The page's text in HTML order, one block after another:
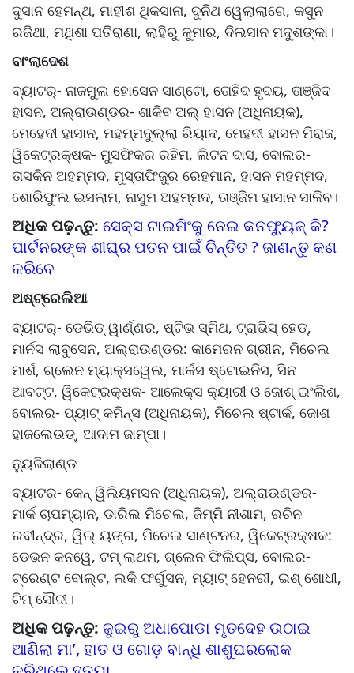
ଦୁସାନ ହେମନ୍ଥ, ମାହୀଶ ଥିକସାନା, ଦୁନିଥ ୱେଲାଲାଗେ, କସୁନ
ରଜିଥା, ମଥିଶା ପତିରାଣା, ଲାହିରୁ କୁମାର, ଦିଲସାନ ମଦୁଶଙ୍କା।
ବାଂଲାଦେଶ
ବ୍ୟାଟର୍‌‌- ନାଜମୁଲ ହୋସେନ ସାଣ୍ଟୋ, ତୋହିଦ ହୃଦୟ, ତାଞ୍ଜିଦ
ହାସନ, ଅଲ୍‌‌ରାଉଣ୍ଡର- ଶାକିବ ଅଲ୍‌‌ ହାସନ (ଅଧିନାୟକ),
ମେହେଦୀ ହାସାନ, ମହମ୍ମଦୁଲ୍ଲା ରିୟାଦ, ମେହଦୀ ହାସନ ମିରାଜ,
ୱିକେଟ୍‌‌ରକ୍ଷକ- ମୁସଫିକର ରହିମ, ଲିଟନ ଦାସ, ବୋଲର-
ତାସକିନ ଅହମ୍ମଦ, ମୁସ୍ତାଫିଜୁର ରେହମାନ, ହାସନ ମହମ୍ମଦ,
ଶୋରିଫୁଲ ଇସଲାମ, ନାସୁମ ଅହମ୍ମଦ, ତାଞ୍ଜିମ ହାସାନ ସାକିବ।
ଅଧିକ ପଢ଼ନ୍ତୁ: ସେକ୍ସ ଟାଇମିଂକୁ ନେଇ କନଫ୍ୟୁଜ୍ କି?
ପାର୍ଟନରଙ୍କ ଶୀଘ୍ର ପତନ ପାଇଁ ଚିନ୍ତିତ ? ଜାଣନ୍ତୁ କଣ
କରିବେ
ଅଷ୍ଟ୍ରେଲିଆ
ବ୍ୟାଟର୍‌‌- ଡେଭିଡ୍‌‌ ୱାର୍ଣ୍ଣର, ଷ୍ଟିଭ ସ୍ମିଥ, ଟ୍ରାଭିସ୍‌‌ ହେଡ୍‌‌,
ମାର୍ନସ ଲାବୁସେନ, ଅଲ୍‌‌ରାଉଣ୍ଡର: କାମେରନ ଗ୍ରୀନ, ମିଚେଲ
ମାର୍ଶ, ଗ୍ଲେନ ମ୍ୟାକ୍ସୱେଲ, ମାର୍କସ ଷ୍ଟୋଇନିସ, ସିନ
ଆବଟ୍ଟ, ୱିକେଟ୍‌‌ରକ୍ଷକ- ଆଲେକ୍ସ କ୍ୟାରୀ ଓ ଜୋଶ୍‌‌ ଇଂଲିଶ,
ବୋଲର- ପ୍ୟାଟ୍‌‌ କମିନ୍ସ (ଅଧିନାୟକ), ମିଚେଲ ଷ୍ଟାର୍କ, ଜୋଶ
ହାଜଲେଉଡ୍‌‌, ଆଦାମ ଜାମ୍ପା।
ନ୍ୟୁଜିଲାଣ୍ଡ
ବ୍ୟାଟର- କେନ୍‌‌ ୱିଲିୟମସନ (ଅଧିନାୟକ), ଅଲ୍‌‌ରାଉଣ୍ଡର-
ମାର୍କ ଚାପମ୍ୟାନ, ଡାରିଲ ମିଚେଲ, ଜିମ୍ମି ନୀଶାମ, ରଚିନ
ରବୀନ୍ଦ୍ର, ୱିଲ୍‌‌ ୟଙ୍ଗ, ମିଚେଲ ସାଣ୍ଟନର, ୱିକେଟ୍‌‌ରକ୍ଷକ:
ଡେଭନ କନୱେ, ଟମ୍‌‌ ଲାଥମ, ଗ୍ଲେନ ଫିଲିପ୍ସ, ବୋଲର-
ଟ୍ରେଣ୍ଟ ବୋଲ୍ଟ, ଲକି ଫର୍ଗୁସନ, ମ୍ୟାଟ୍‌‌ ହେନରୀ, ଇଶ୍‌‌ ଶୋଧୀ,
ଟିମ୍‌‌ ସୌଦୀ।
ଅଧିକ ପଢ଼ନ୍ତୁ: ଜୁଇରୁ ଅଧା‌ପୋଡା ମୃତଦେହ ଉଠାଇ
ଆଣିଲା ମା’, ହାତ ଓ ଗୋଡ଼ ବାନ୍ଧି ଶାଶୁଘରଲୋକ